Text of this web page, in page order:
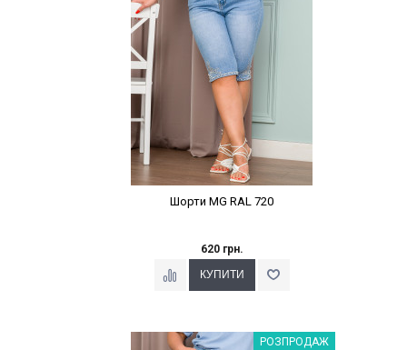
Шорти MG RAL 720
620 грн.
Наклейки Варіант з %РОЗПРОДАЖ